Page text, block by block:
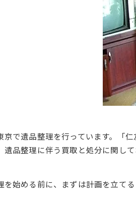
京で遺品整理を行っています。「仁
遺品整理に伴う買取と処分に関して
を始める前に、まずは計画を立てる